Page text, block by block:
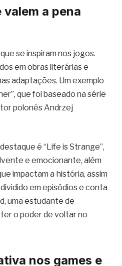
a pena
se inspiram nos jogos.
em obras literárias e
adaptações. Um exemplo
que foi baseado na série
polonês Andrzej
é “Life is Strange”,
e emocionante, além
impactam a história, assim
em episódios e conta
uma estudante de
o poder de voltar no
nos games e